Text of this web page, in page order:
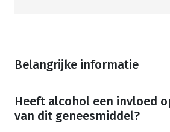
Belangrijke informatie
Heeft alcohol een invloed
van dit geneesmiddel?